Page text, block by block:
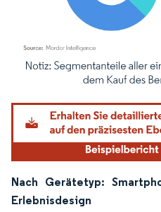
Bild © Mordor Intelligence.
Nach Gerätetyp:
Erlebnisdesign